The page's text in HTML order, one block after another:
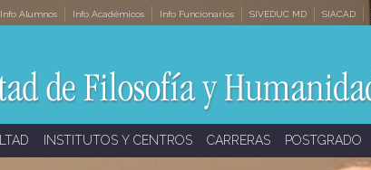
Info Alumnos Info Académicos Info Funcionarios SIVEDUC MD SIACAD
INSTITUTOS Y CENTROS CARRERAS POSTGRADO